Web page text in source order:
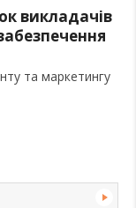
викладачів
та маркетингу